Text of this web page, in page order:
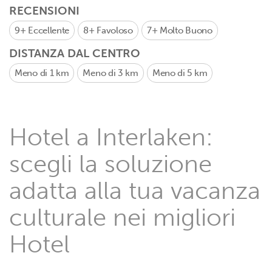
RECENSIONI
9+ Eccellente 8+ Favoloso 7+ Molto Buono
DISTANZA DAL CENTRO
Meno di 1 km Meno di 3 km Meno di 5 km
Hotel a Interlaken:
scegli la soluzione
adatta alla tua vacanza
culturale nei migliori
Hotel